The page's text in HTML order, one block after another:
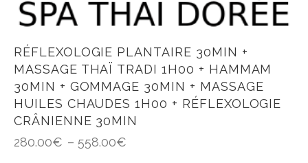
RÉFLEXOLOGIE PLANTAIRE 30MIN +
MASSAGE THAÏ TRADI 1H00 + HAMMAM
30MIN + GOMMAGE 30MIN + MASSAGE
HUILES CHAUDES 1H00 + RÉFLEXOLOGIE
CRÂNIENNE 30MIN
280.00€ – 558.00€